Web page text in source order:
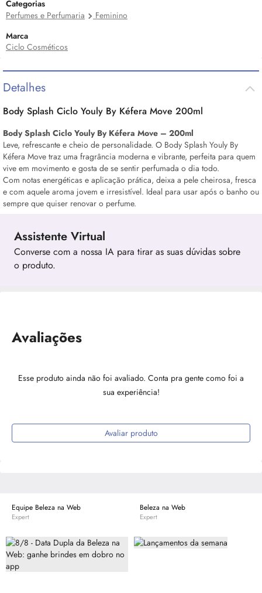
Categorias
Perfumes e Perfumaria
Feminino
Marca
Ciclo Cosméticos
Detalhes
Body Splash Ciclo Youly By Kéfera Move 200ml
BodySplash Ciclo Youly By Kéfera Move – 200ml
Leve, refrescante e cheio de personalidade. O Body Splash Youly By
Kéfera Move traz uma fragrância moderna e vibrante, perfeita para quem
vive em movimento e gosta de se sentir perfumada o dia todo.
Com notas energéticas e aplicação prática, deixa a pele cheirosa, fresca
e com aquele aroma jovem e irresistível. Ideal para usar após o banho ou
sempre que quiser renovar o perfume.
Assistente Virtual
Converse com a nossa IA para tirar as suas dúvidas sobre
o produto.
Avaliações
Esse produto ainda não foi avaliado. Conta pra gente como foi a
sua experiência!
Avaliar produto
Equipe Beleza na Web
Expert
Beleza na Web
Expert